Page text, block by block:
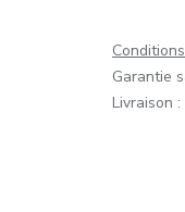
Garantie
Livraison